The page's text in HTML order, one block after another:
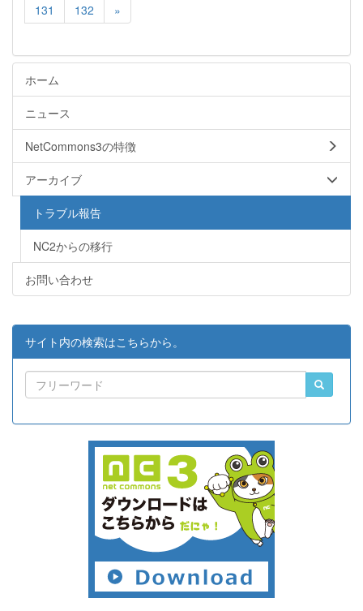
131
132 »
ホーム
ニュース
NetCommons3の特徴
アーカイブ
トラブル報告
NC2からの移行
お問い合わせ
サイト内の検索はこちらから。